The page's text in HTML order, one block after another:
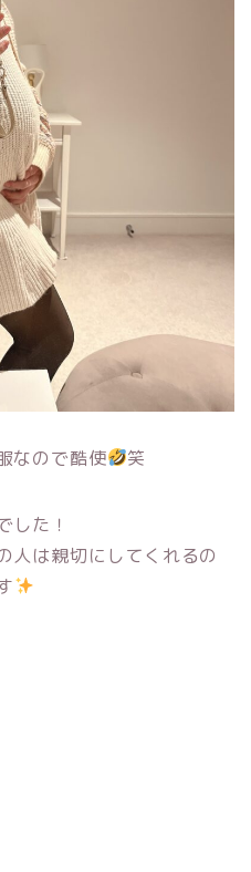
なので酷使 笑
した！
人は親切にしてくれるの